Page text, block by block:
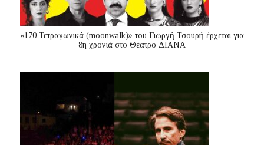
«170 Τετραγωνικά (moonwalk)» του Γιωργή Τσουρή έρχεται για
8η χρονιά στο Θέατρο ΔΙΑΝΑ